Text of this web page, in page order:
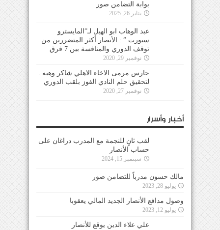
بوابة التضامن صور
يناير 26, 2025
عبد الوهاب ابو الهيل لـ”المايسترو
سبورت ” : الأنصار أكثر المتضررين من
توقف الدوري والمنافسة بين 7 فرق
نوفمبر 29, 2020
حارس مرمى الاخاء الاهلي شاكر وهبه :
لتحقيق حلم النادي الفوز بلقب الدوري
نوفمبر 27, 2020
أخبار وأسرار
لقب ثانٍ للنجمة مع المدرب دراغان على
حساب الأنصار
سبتمبر 15, 2024
مالك حسون مدرباً للتضامن صور
يوليو 28, 2023
وصول مدافع الأنصار الجديد المالي يعقوبا
يوليو 12, 2023
علي علاء الدين يوقع للأنصار